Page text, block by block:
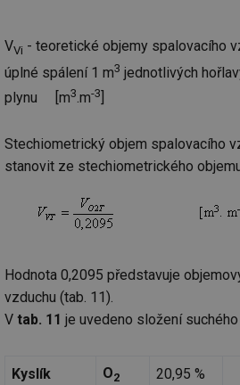
VVi - teoretické objemy spalovacího
úplné spálení 1 m3 jednotlivých
plynu [m3.m-3
Stechiometrický objem spalovacího
stanovit ze stechiometrického
Hodnota 0,2095 představuje
vzduchu (tab. 11).
V tab. 11 je uvedeno složení
Kyslík O2 20,95 %